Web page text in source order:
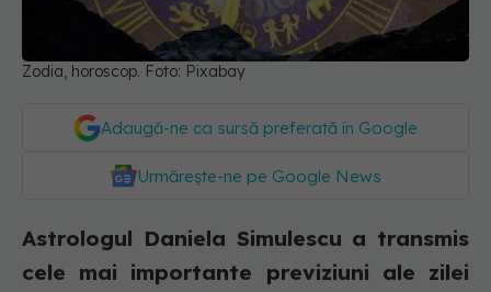
Zodia, horoscop. Foto: Pixabay
Adaugă-ne ca sursă preferată în Google
Urmărește-ne pe Google News
Astrologul Daniela Simulescu a transmis
cele mai importante previziuni ale zilei